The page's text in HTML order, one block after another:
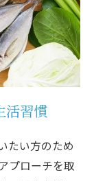
活習慣
たい方のため
プローチを取